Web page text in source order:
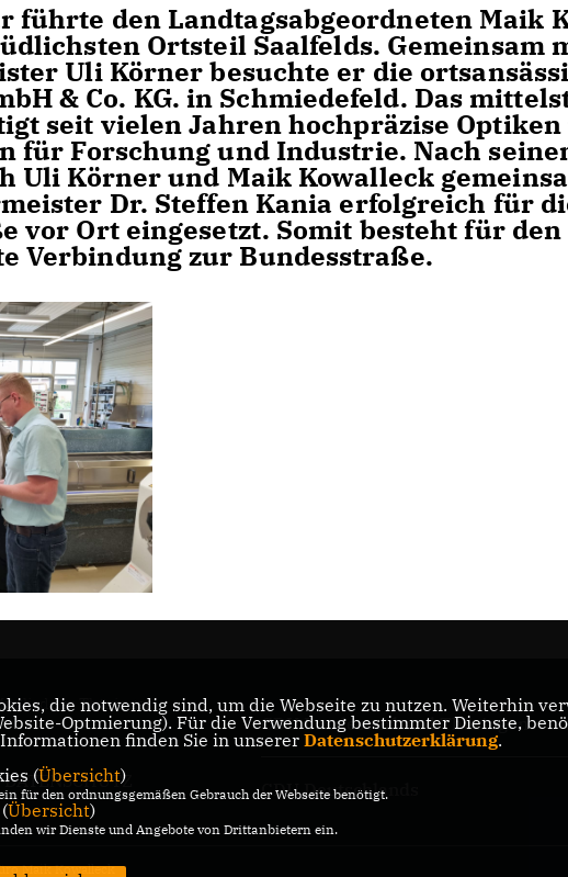
führte den Landtagsabgeordneten Maik
Ortsteil Saalfelds. Gemeinsam
Uli Körner besuchte er die
& Co. KG. in Schmiedefeld. Das
seit vielen Jahren hochpräzise
für Forschung und Industrie. Nach
Uli Körner und Maik Kowalleck
Dr. Steffen Kania erfolgreich für
vor Ort eingesetzt. Somit besteht für
Verbindung zur Bundesstraße.
des Thüringer
DATENSCHUTZ
CDU Landesverband Thüringen
CDU Deutschlands
Maik Kowalleck
die notwendig sind, um die Webseite zu nutzen. Weiterhin
Optmierung). Für die Verwendung bestimmter Dienste,
finden Sie in unserer Datenschutzerklärung.
(Übersicht)
für den ordnungsgemäßen Gebrauch der Webseite benötigt.
Übersicht)
wir Dienste und Angebote von Drittanbietern ein.